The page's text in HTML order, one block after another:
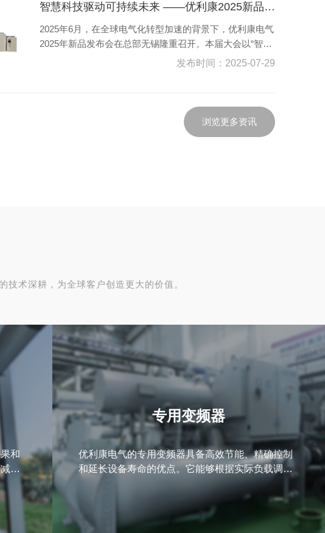
智慧科技驱动可持续未来 ——优利康2025新品发布会开启电气智能新时代
2025年6月，在全球电气化转型加速的背景下，优利康电气
2025年新品发布会在总部无锡隆重召开。本届大会以“智慧
科技驱动可持续未来”为主题，不仅展示了公司...
发布时间：2025-07-29
浏览更多资讯
术深耕，为全球客户创造更大的价值。
和
少
频
动
，
专用变频器
优利康电气的专用变频器具备高效节能、精确控制
和延长设备寿命的优点。它能够根据实际负载调节
电机转速，降低能耗及噪音。此外，变频器内置多
重保护功能，确保系统安全稳定，支持多种工业应
用，便于集成自动化系统，提升设备运行效率及可
靠性。是优化工业生产的理想选择。